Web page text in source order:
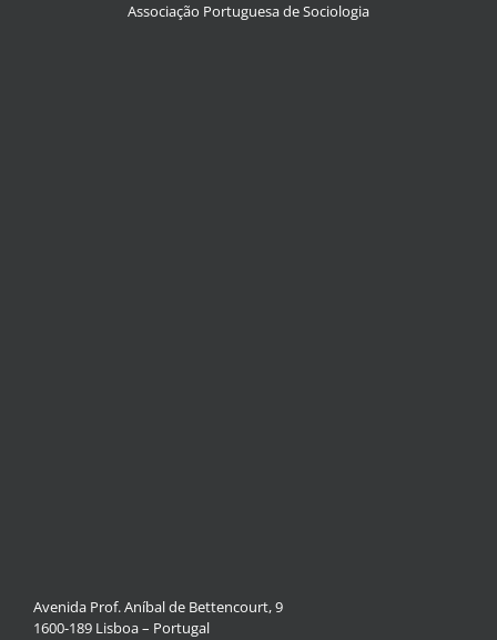
Associação Portuguesa de Sociologia
Avenida Prof. Aníbal de Bettencourt, 9
1600-189 Lisboa – Portugal